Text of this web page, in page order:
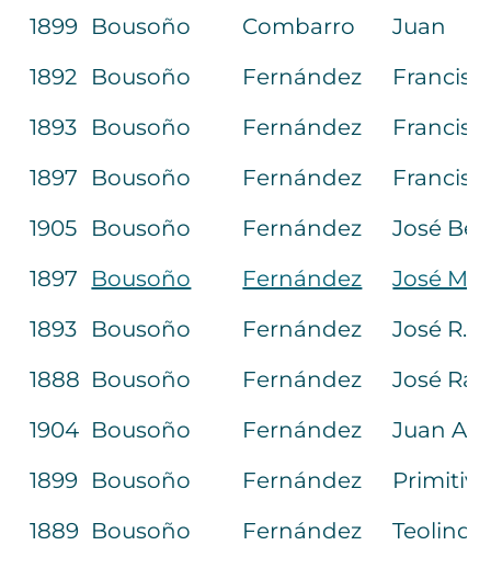
1899 Bousoño Combarro
Juan
1892
Bousoño Fernández
1893
Bousoño Fernández
1897
Bousoño Fernández
1905
Bousoño Fernández
José
1897
Bousoño Fernández
José M.ª
1893
Bousoño Fernández
José R.
1888 Bousoño Fernández
José
1904 Bousoño Fernández
Juan
1899 Bousoño Fernández
Primitivo
1889 Bousoño Fernández Teolindo